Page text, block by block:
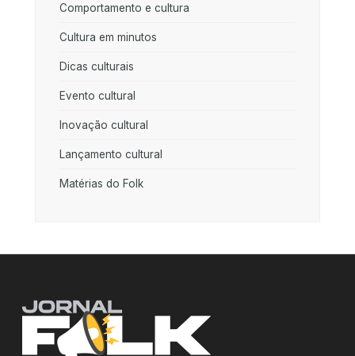
Comportamento e cultura
Cultura em minutos
Dicas culturais
Evento cultural
Inovação cultural
Lançamento cultural
Matérias do Folk